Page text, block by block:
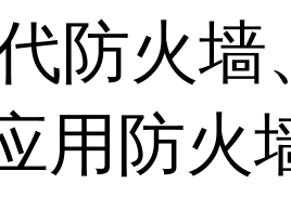
防火墙
用防火